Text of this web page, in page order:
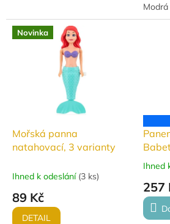
a...
Modrá
Novinka
Mořská panna
natahovací, 3 varianty
Ihned k odeslání (3 ks)
89 Kč
DETAIL
je
4,0
Ihned
257